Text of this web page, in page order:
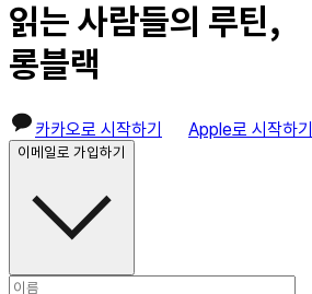
읽는 사람들의 루틴,
롱블랙
카카오로 시작하기 Apple로 시작하기
이메일로 가입하기